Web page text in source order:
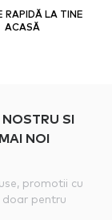
RAPIDĂ LA TINE
ACASĂ
SI
NOI
promotii cu
doar pentru